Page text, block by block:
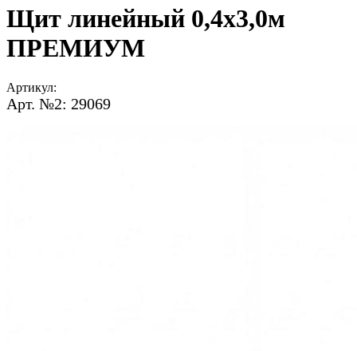
Щит линейный 0,4х3,0м
ПРЕМИУМ
Артикул:
Арт. №2: 29069